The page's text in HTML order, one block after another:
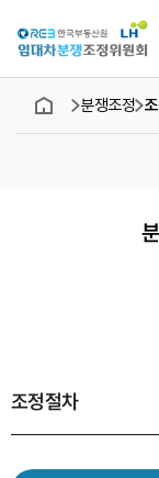
메인페이지로
분쟁조정
조정절차